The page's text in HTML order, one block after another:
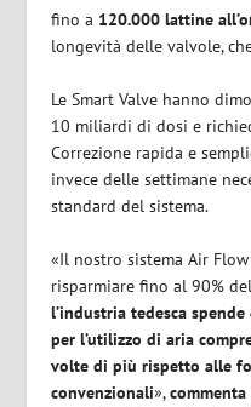
fino a 120.000 lattine
longevità delle valvole,
Le Smart Valve hanno
10 miliardi di dosi e
Correzione rapida e
invece delle settimane
standard del sistema.
«Il nostro sistema Air
risparmiare fino al 90%
l’industria tedesca
per l’utilizzo di aria
volte di più rispetto alle
convenzionali»,